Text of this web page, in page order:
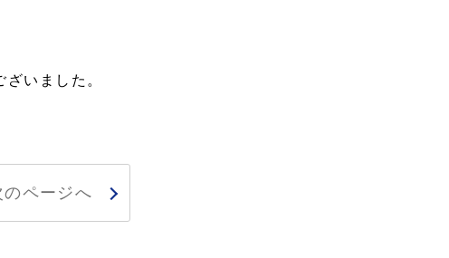
いました。
のページへ